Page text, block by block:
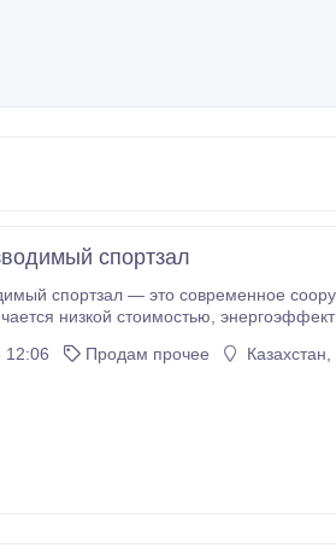
спортзал
спортзал — это современное сооружение
отсутствием необходимости в тяжелом фундаменте и
12:06
Продам прочее